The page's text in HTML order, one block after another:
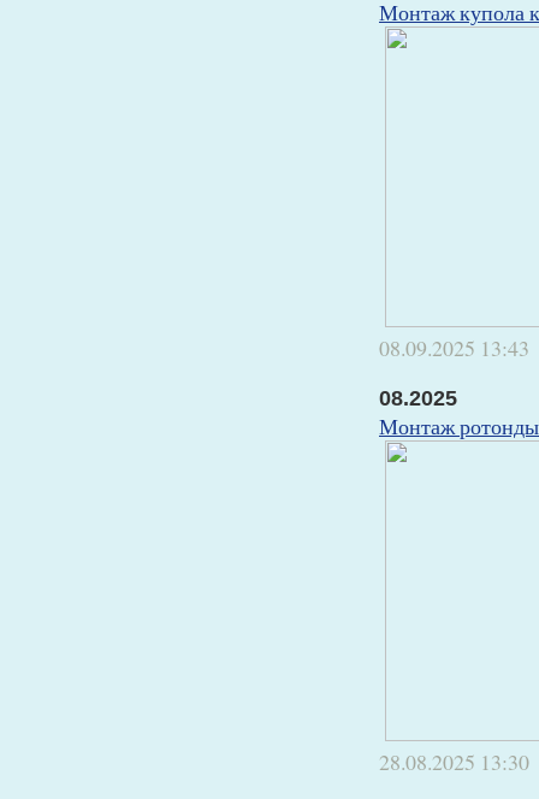
Монтаж купола
08.09.2025 13:43
08.2025
Монтаж ротонды
28.08.2025 13:30